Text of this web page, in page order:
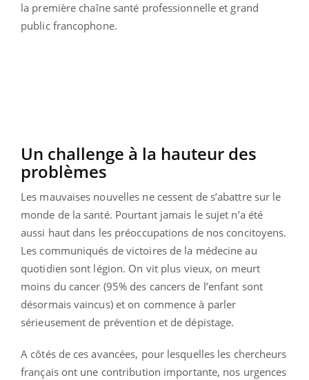
la première chaîne santé professionnelle et grand
public francophone.
Un challenge à la hauteur des
problèmes
Les mauvaises nouvelles ne cessent de s’abattre sur le
monde de la santé. Pourtant jamais le sujet n’a été
aussi haut dans les préoccupations de nos concitoyens.
Les communiqués de victoires de la médecine au
quotidien sont légion. On vit plus vieux, on meurt
moins du cancer (95% des cancers de l’enfant sont
désormais vaincus) et on commence à parler
sérieusement de prévention et de dépistage.
A côtés de ces avancées, pour lesquelles les chercheurs
français ont une contribution importante, nos urgences